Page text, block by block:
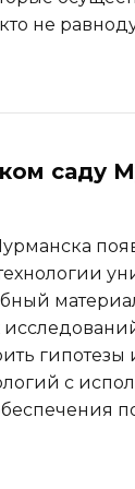
кто не
саду
гипотезы
с